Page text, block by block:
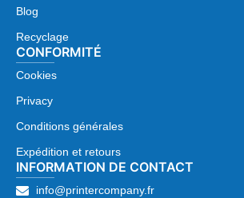
Blog
Recyclage
CONFORMITÉ
Cookies
Privacy
Conditions générales
Expédition et retours
INFORMATION DE CONTACT
info@printercompany.fr